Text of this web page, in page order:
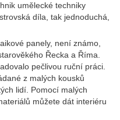
umělecké techniky
díla, tak jednoduchá,
panely, není známo,
Řecka a Říma.
pečlivou ruční práci.
z malých kousků
lidí. Pomocí malých
můžete dát interiéru